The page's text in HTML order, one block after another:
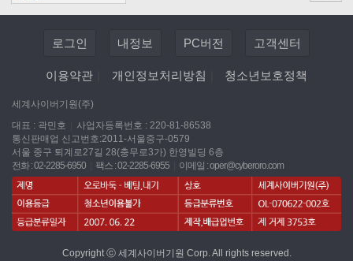
로그인 내정보 PC버전 고객센터
이용약관 개인정보처리방침 청소년보호정책
세계사이버기원(주)
대표 : 곽민호
사업자등록번호 : 220-81-86538
통신판매업 신고번호:2011-서울중구-0579
서울 중구 퇴계로27길 28(충무로3가) 한영빌딩 6층
전화 : 02-2285-6950
팩스 : 02-2285-6955 이메일 :oper@cyberoro.com
Copyright ⓒ 세계사이버기원 Corp. All rights reserved.